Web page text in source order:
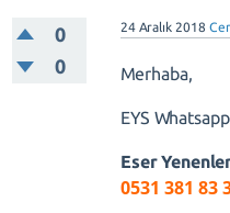
0
0
24 Aralık 2018
Merhaba,
EYS
Eser
0531 381